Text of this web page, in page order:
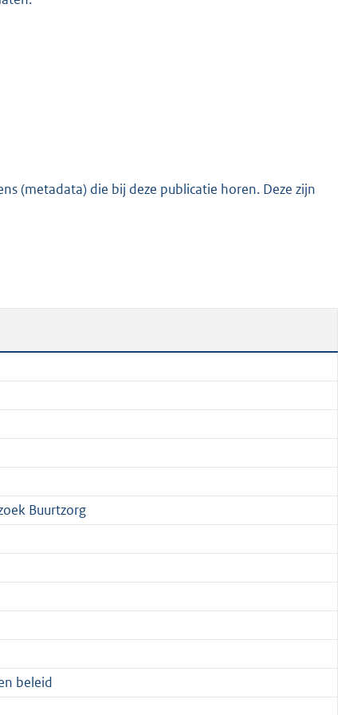
(metadata) die bij deze publicatie horen. Deze zijn
Buurtzorg
beleid